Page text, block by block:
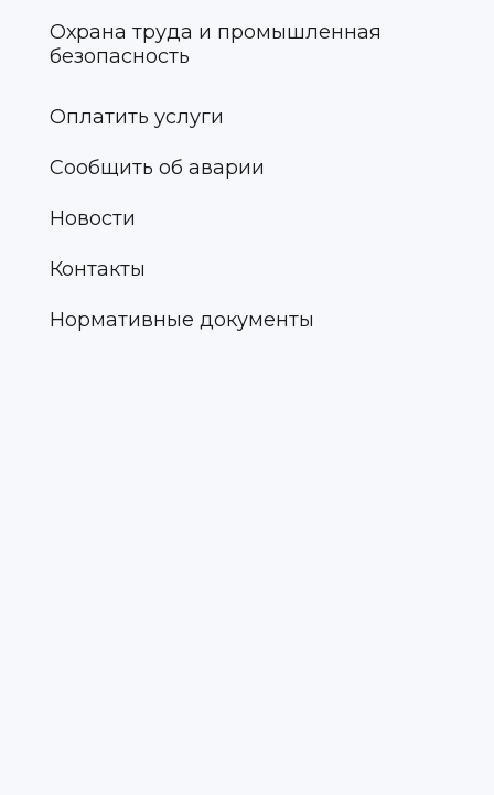
Охрана труда и промышленная
безопасность
Оплатить услуги
Сообщить об аварии
Новости
Контакты
Нормативные документы